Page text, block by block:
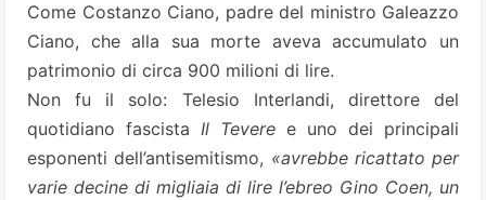
Come Costanzo Ciano, padre del ministro Galeazzo
Ciano, che alla sua morte aveva accumulato un
patrimonio di circa 900 milioni di lire.
Non fu il solo: Telesio Interlandi, direttore del
quotidiano fascista Il Tevere e uno dei principali
esponenti dell’antisemitismo, «avrebbe ricattato per
varie decine di migliaia di lire l’ebreo Gino Coen, un